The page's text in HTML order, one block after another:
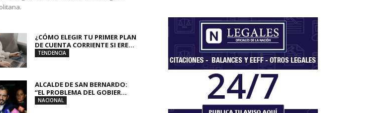
¿CÓMO ELEGIR TU PRIMER PLAN
DE CUENTA CORRIENTE SI ERE...
TENDENCIA
ALCALDE DE SAN BERNARDO:
“EL PROBLEMA DEL GOBIER...
NACIONAL